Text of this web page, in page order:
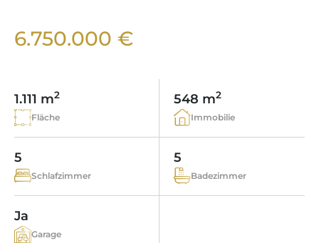
LUXUSIMMOBILIEN
APARTMENTANLAGEN
IMMOBILIEN VERKAUFEN
BOUTIQUE-HOTEL-VERKAUFEN
LIVE VIDEO BESICHTIGUNG
STEUERN UND KAUFNEBENKOSTEN
ENERGIEZERTIFIKAT
FAQ
IMMOBILIENMAKLER IN PORT ANDRATX
IMMOBILIENMAKLER IN PORTALS
UNSER TEAM
KUNDENSTIMMEN
MAKLER WERDEN
KONTAKT
REGION SANTA PONSA
LIFESTYLE AUF MALLORCA
MALLORCA KULINARISCH
FREIZEITAKTIVITÄTEN AUF MALLORCA
MAGAZIN
CHRISTIE'S
KONTAKT
6.750.000 €
1.111 m2
Fläche
548 m2
Immobilie
5
Schlafzimmer
5
Badezimmer
Ja
Garage